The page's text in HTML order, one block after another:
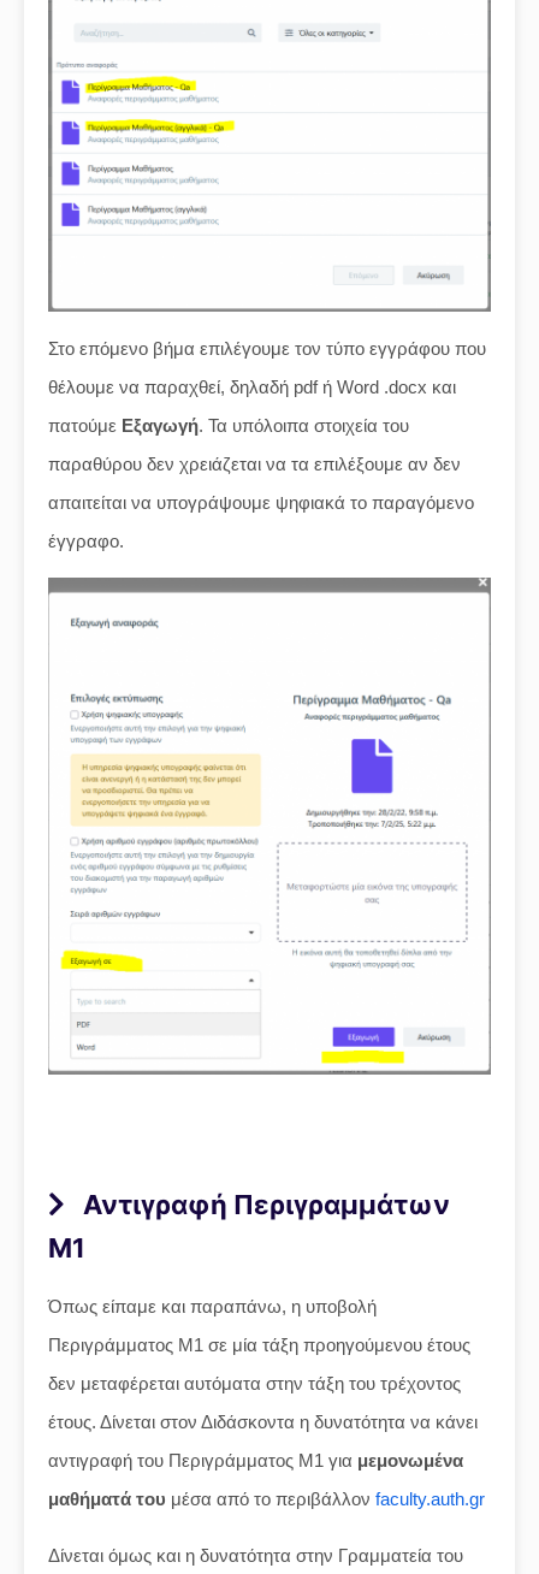
Στο επόμενο βήμα επιλέγουμε τον τύπο εγγράφου που
θέλουμε να παραχθεί, δηλαδή pdf ή Word .docx και
πατούμε Εξαγωγή. Τα υπόλοιπα στοιχεία του
παραθύρου δεν χρειάζεται να τα επιλέξουμε αν δεν
απαιτείται να υπογράψουμε ψηφιακά το παραγόμενο
έγγραφο.
Αντιγραφή Περιγραμμάτων
Μ1
Όπως είπαμε και παραπάνω, η υποβολή
Περιγράμματος Μ1 σε μία τάξη προηγούμενου έτους
δεν μεταφέρεται αυτόματα στην τάξη του τρέχοντος
έτους. Δίνεται στον Διδάσκοντα η δυνατότητα να κάνει
αντιγραφή του Περιγράμματος Μ1 για μεμονωμένα
μαθήματά του μέσα από το περιβάλλον faculty.auth.gr
Δίνεται όμως και η δυνατότητα στην Γραμματεία του